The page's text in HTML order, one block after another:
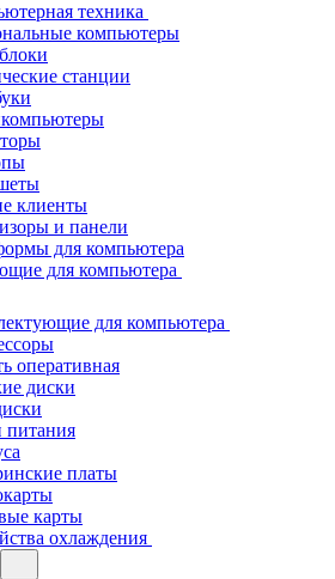
техника
компьютеры
станции
клиенты
и панели
для компьютера
для компьютера
для компьютера
оперативная
диски
питания
платы
карты
охлаждения